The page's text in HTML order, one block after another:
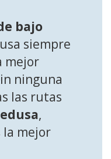
bajo
siempre
mejor
ninguna
las rutas
,
la mejor